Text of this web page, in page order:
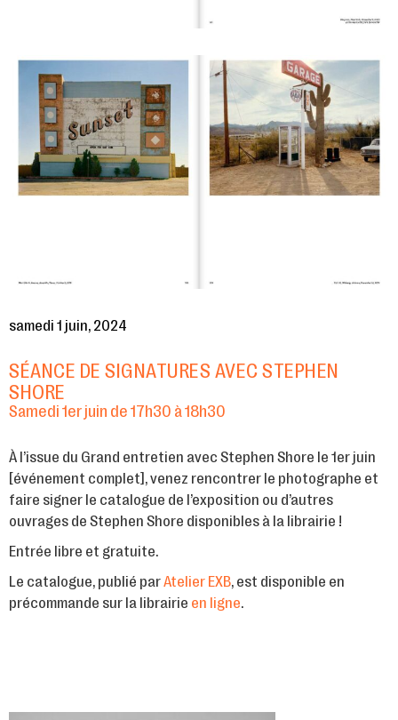
samedi 1 juin, 2024
SÉANCE DE SIGNATURES AVEC STEPHEN
SHORE
Samedi 1er juin de 17h30 à 18h30
À l’issue du Grand entretien avec Stephen Shore le 1er juin
[événement complet], venez rencontrer le photographe et
faire signer le catalogue de l’exposition ou d’autres
ouvrages de Stephen Shore disponibles à la librairie !
Entrée libre et gratuite.
Le catalogue, publié parAtelier EXB, est disponible en
précommande sur la librairie en ligne.